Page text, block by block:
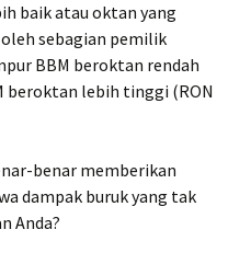
baik atau oktan yang
sebagian pemilik
BBM beroktan rendah
beroktan lebih tinggi (RON
benar memberikan
dampak buruk yang tak
Anda?